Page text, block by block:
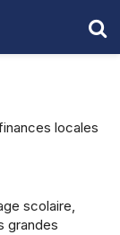
locales
scolaire,
grandes